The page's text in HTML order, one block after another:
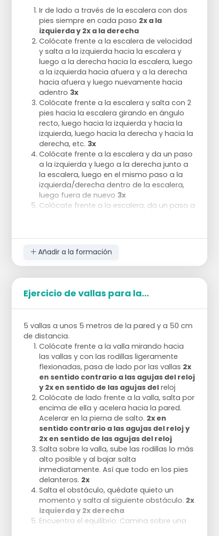
la escalera.
Continúa así hasta el final de la escalera
2x.
Ejercicio 4
Comienza con el lado derecho de la
escalera y salta a la primera casilla.
saltar con las dos piernas de lado hasta el
siguiente compartimento con un giro de
180 grados.
continuar hasta el final de la escalera 2x
Ejercicio 5
Empieza de cara a la escalera y pon el pie
izquierdo a la izquierda de la escalera y el
pie derecho a la derecha de la escalera.
luego poner el pie izquierdo en la escalera y
unir el derecho.
luego una sección más a la izquierda fuera
de la escalera y a la derecha fuera de la
escalera.
veces empiezan con la derecha.
Ir de lado a través de la escalera con dos
pies siempre en cada paso 2x a la
izquierda y 2x a la derecha
Colócate frente a la escalera de velocidad
y salta a la izquierda hacia la escalera y
luego a la derecha hacia la escalera, luego
a la izquierda hacia afuera y a la derecha
hacia afuera y luego nuevamente hacia
adentro 3x
Colócate frente a la escalera y salta con 2
pies hacia la escalera girando en ángulo
recto, luego hacia la izquierda y hacia la
izquierda, luego hacia la derecha y hacia la
derecha, etc. 3x
Colócate frente a la escalera y da un paso
a la izquierda y luego a la derecha junto a
la escalera, luego en el mismo paso a la
izquierda/derecha dentro de la escalera,
luego fuera de nuevo 3x
Colócate frente a la escalera, da un paso a
luego a la izquierda de nuevo, etc.3x
Añadir a la formación
Ejercicio de vallas para la...
5 vallas a unos 5 metros de la pared y a 50 cm
de distancia.
Colócate frente a la valla mirando hacia
las vallas y con las rodillas ligeramente
flexionadas, pasa de lado por las vallas 2x
en sentido contrario a las agujas del reloj
y 2x en sentido de las agujas del reloj
Colócate de lado frente a la valla, salta por
encima de ella y acelera hacia la pared.
Acelerar en la pierna de salto. 2x en
sentido contrario a las agujas del reloj y
2x en sentido de las agujas del reloj
Salta sobre la valla, sube las rodillas lo más
alto posible y al bajar salta
inmediatamente. Así que todo en los pies
delanteros. 2x
Salta el obstáculo, quédate quieto un
momento y salta al siguiente obstáculo. 2x
izquierda y 2x derecha
Encuentra el equilibrio. Camina sobre una